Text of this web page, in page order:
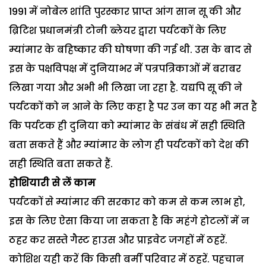
1991 में नोबेल शांति पुरस्कार प्राप्त आंग सान सू की और
ब्रिटिश प्रधानमंत्री टोनी ब्लेयर द्वारा पर्यटकों के लिए
म्यांमार के बहिष्कार की घोषणा की गई थी. उस के बाद से
इस के पक्षविपक्ष में दुनियाभर में पत्रपत्रिकाओं में बराबर
लिखा गया और अभी भी लिखा जा रहा है. यद्यपि सू की ने
पर्यटकों को न आने के लिए कहा है पर उन का यह भी मत है
कि पर्यटक ही दुनिया को म्यांमार के संबंध में सही स्थिति
बता सकते हैं और म्यांमार के लोग ही पर्यटकों को देश की
सही स्थिति बता सकते हैं.
होशियारी से लें काम
पर्यटकों से म्यांमार की सरकार को कम से कम लाभ हो,
इस के लिए ऐसा किया जा सकता है कि महंगे होटलों में न
ठहर कर सस्ते गैस्ट हाउस और प्राइवेट जगहों में ठहरें.
कोशिश यही करें कि किसी बर्मी परिवार में ठहरें. पहचान